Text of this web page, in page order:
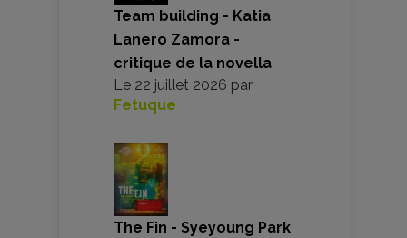
Team building - Katia
Lanero Zamora -
critique de la novella
Le 22 juillet 2026 par
Fetuque
The Fin - Syeyoung Park